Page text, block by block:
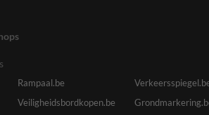
Rampaal.be
Veiligheidsbordkopen.be